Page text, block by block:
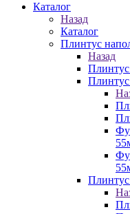
Каталог
Назад
Каталог
Плинтус
Назад